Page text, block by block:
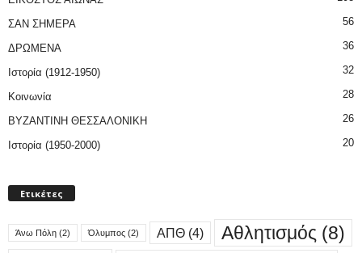
ΣΑΝ ΣΗΜΕΡΑ 56
ΔΡΩΜΕΝΑ 36
Ιστορία (1912-1950) 32
Κοινωνία 28
ΒΥΖΑΝΤΙΝΗ ΘΕΣΣΑΛΟΝΙΚΗ 26
Ιστορία (1950-2000) 20
Ετικέτες
Άνω Πόλη (2) Όλυμπος (2) ΑΠΘ (4) Αθλητισμός (8)